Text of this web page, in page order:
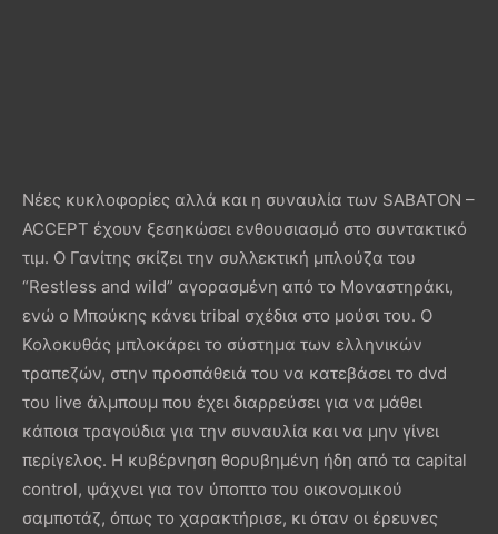
Νέες κυκλοφορίες αλλά και η συναυλία των SABATON –
ACCEPT έχουν ξεσηκώσει ενθουσιασμό στο συντακτικό
τιμ. Ο Γανίτης σκίζει την συλλεκτική μπλούζα του
“Restless and wild” αγορασμένη από το Μοναστηράκι,
ενώ ο Μπούκης κάνει tribal σχέδια στο μούσι του. Ο
Κολοκυθάς μπλοκάρει το σύστημα των ελληνικών
τραπεζών, στην προσπάθειά του να κατεβάσει το dvd
του live άλμπουμ που έχει διαρρεύσει για να μάθει
κάποια τραγούδια για την συναυλία και να μην γίνει
περίγελος. Η κυβέρνηση θορυβημένη ήδη από τα capital
control, ψάχνει για τον ύποπτο του οικονομικού
σαμποτάζ, όπως το χαρακτήρισε, κι όταν οι έρευνες